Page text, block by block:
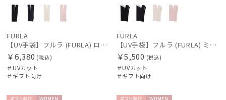
FURLA
【UV手袋】フルラ (FURLA) ロング ＵＶ手袋 ミモザ 指無し 接触冷感
￥6,380 (税込)
＃UVカット
＃ギフト向け
FURLA
【UV手袋】フルラ (FURLA) ミディアム ＵＶ手袋 ミモザ 指無し 接触冷感
￥5,500 (税込)
＃UVカット
＃ギフト向け